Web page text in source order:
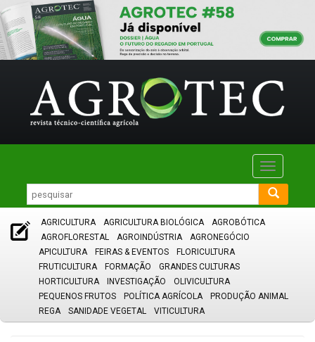
Toggle
AGRICULTURA AGRICULTURA BIOLÓGICA
AGROBÓTICA
AGROFLORESTAL
AGROINDÚSTRIA
AGRONEGÓCIO
APICULTURA
FEIRAS & EVENTOS
FLORICULTURA
FRUTICULTURA
FORMAÇÃO
GRANDES CULTURAS
HORTICULTURA
INVESTIGAÇÃO
OLIVICULTURA
PEQUENOS FRUTOS
POLÍTICA AGRÍCOLA
PRODUÇÃO ANIMAL
REGA
SANIDADE VEGETAL VITICULTURA